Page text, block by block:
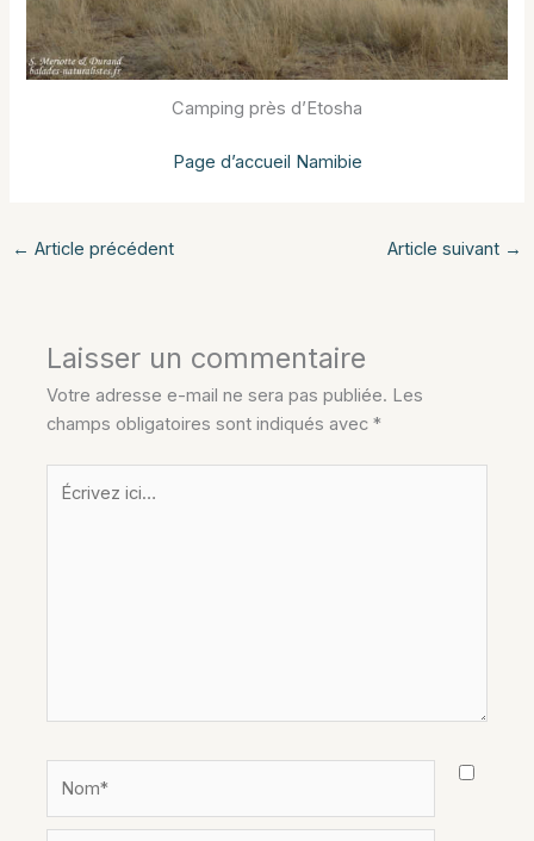
Camping près d’Etosha
Page d’accueil Namibie
← Article précédent Article suivant →
Laisser un commentaire
Votre adresse e-mail ne sera pas publiée. Les
champs obligatoires sont indiqués avec*
Écrivez
ici…